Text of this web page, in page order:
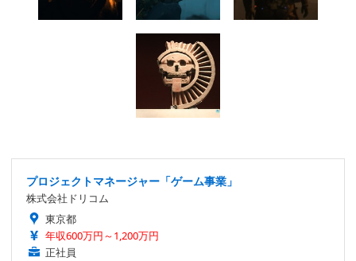
プロジェクトマネージャー「ゲーム事業」
株式会社ドリコム
東京都
年収600万円～1,200万円
正社員